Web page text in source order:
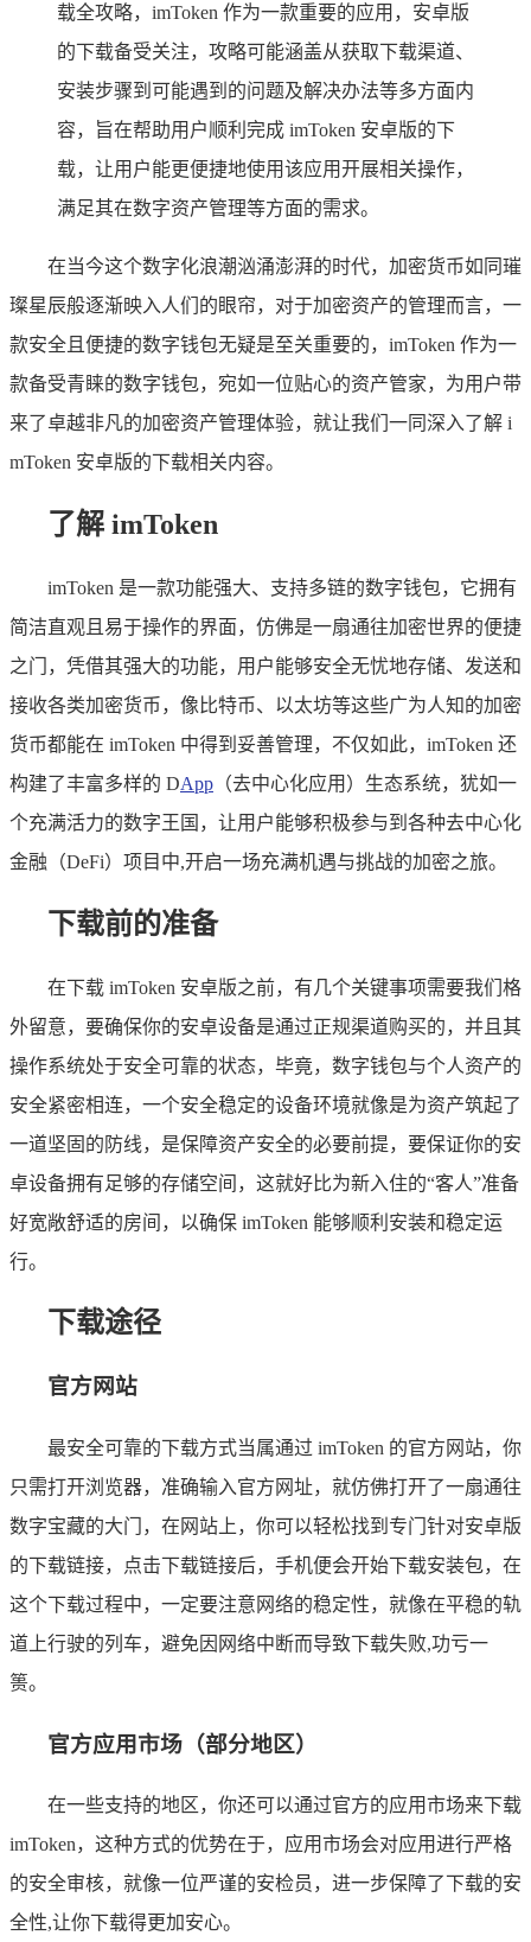
载全攻略，imToken 作为一款重要的应用，安卓版
的下载备受关注，攻略可能涵盖从获取下载渠道、
安装步骤到可能遇到的问题及解决办法等多方面内
容，旨在帮助用户顺利完成 imToken 安卓版的下
载，让用户能更便捷地使用该应用开展相关操作，
满足其在数字资产管理等方面的需求。
在当今这个数字化浪潮汹涌澎湃的时代，加密货币如同璀
璨星辰般逐渐映入人们的眼帘，对于加密资产的管理而言，一
款安全且便捷的数字钱包无疑是至关重要的，imToken 作为一
款备受青睐的数字钱包，宛如一位贴心的资产管家，为用户带
来了卓越非凡的加密资产管理体验，就让我们一同深入了解 i
mToken 安卓版的下载相关内容。
了解 imToken
imToken 是一款功能强大、支持多链的数字钱包，它拥有
简洁直观且易于操作的界面，仿佛是一扇通往加密世界的便捷
之门，凭借其强大的功能，用户能够安全无忧地存储、发送和
接收各类加密货币，像比特币、以太坊等这些广为人知的加密
货币都能在 imToken 中得到妥善管理，不仅如此，imToken 还
构建了丰富多样的 DApp （去中心化应用）生态系统，犹如一
个充满活力的数字王国，让用户能够积极参与到各种去中心化
金融（DeFi）项目中,开启一场充满机遇与挑战的加密之旅。
下载前的准备
在下载 imToken 安卓版之前，有几个关键事项需要我们格
外留意，要确保你的安卓设备是通过正规渠道购买的，并且其
操作系统处于安全可靠的状态，毕竟，数字钱包与个人资产的
安全紧密相连，一个安全稳定的设备环境就像是为资产筑起了
一道坚固的防线，是保障资产安全的必要前提，要保证你的安
卓设备拥有足够的存储空间，这就好比为新入住的“客人”准备
好宽敞舒适的房间，以确保 imToken 能够顺利安装和稳定运
行。
下载途径
官方网站
最安全可靠的下载方式当属通过 imToken 的官方网站，你
只需打开浏览器，准确输入官方网址，就仿佛打开了一扇通往
数字宝藏的大门，在网站上，你可以轻松找到专门针对安卓版
的下载链接，点击下载链接后，手机便会开始下载安装包，在
这个下载过程中，一定要注意网络的稳定性，就像在平稳的轨
道上行驶的列车，避免因网络中断而导致下载失败,功亏一
篑。
官方应用市场（部分地区）
在一些支持的地区，你还可以通过官方的应用市场来下载
imToken，这种方式的优势在于，应用市场会对应用进行严格
的安全审核，就像一位严谨的安检员，进一步保障了下载的安
全性,让你下载得更加安心。